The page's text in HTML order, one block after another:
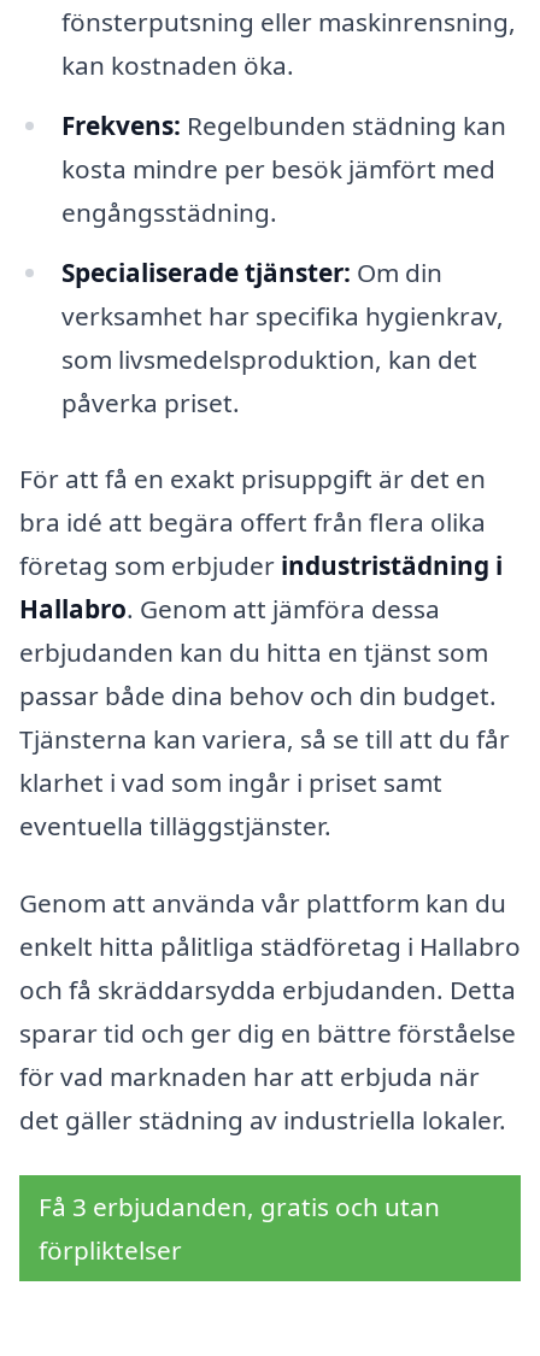
fönsterputsning eller maskinrensning,
kan kostnaden öka.
Frekvens: Regelbunden städning kan
kosta mindre per besök jämfört med
engångsstädning.
Specialiserade tjänster: Om din
verksamhet har specifika hygienkrav,
som livsmedelsproduktion, kan det
påverka priset.
För att få en exakt prisuppgift är det en
bra idé att begära offert från flera olika
företag som erbjuder industristädning i
Hallabro. Genom att jämföra dessa
erbjudanden kan du hitta en tjänst som
passar både dina behov och din budget.
Tjänsterna kan variera, så se till att du får
klarhet i vad som ingår i priset samt
eventuella tilläggstjänster.
Genom att använda vår plattform kan du
enkelt hitta pålitliga städföretag i Hallabro
och få skräddarsydda erbjudanden. Detta
sparar tid och ger dig en bättre förståelse
för vad marknaden har att erbjuda när
det gäller städning av industriella lokaler.
Få 3 erbjudanden, gratis och utan
förpliktelser